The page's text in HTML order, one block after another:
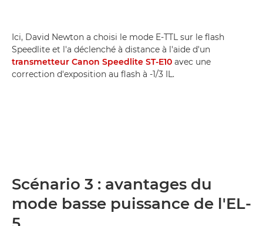
Ici, David Newton a choisi le mode E-TTL sur le flash
Speedlite et l'a déclenché à distance à l'aide d'un
transmetteur Canon Speedlite ST-E10 avec une
correction d'exposition au flash à -1/3 IL.
Scénario 3 : avantages du
mode basse puissance de l'EL-